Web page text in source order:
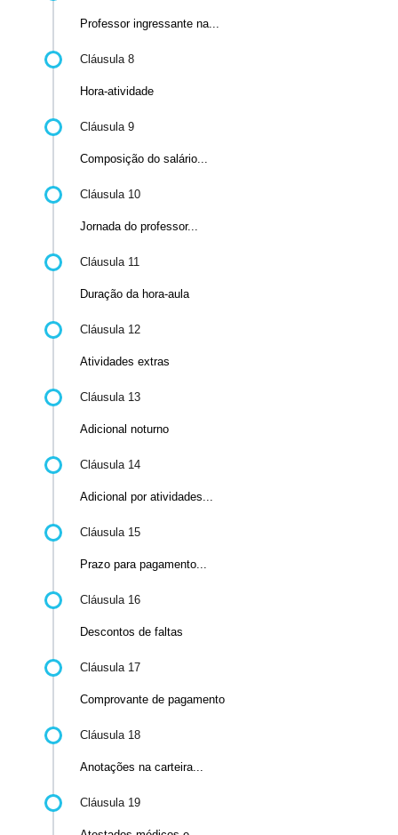
Professor ingressante na...
Cláusula 8
Hora-atividade
Cláusula 9
Composição do salário...
Cláusula 10
Jornada do professor...
Cláusula 11
Duração da hora-aula
Cláusula 12
Atividades extras
Cláusula 13
Adicional noturno
Cláusula 14
Adicional por atividades...
Cláusula 15
Prazo para pagamento...
Cláusula 16
Descontos de faltas
Cláusula 17
Comprovante de pagamento
Cláusula 18
Anotações na carteira...
Cláusula 19